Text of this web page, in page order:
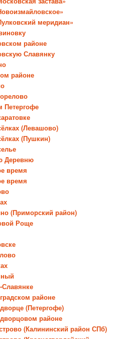
меридиан»
районе
Славянку
районе
Петергофе
(Левашово)
(Пушкин)
Деревню
время
время
(Приморский район)
Роще
Славянке
районе
(Петергофе)
районе
(Калининский район СПб)